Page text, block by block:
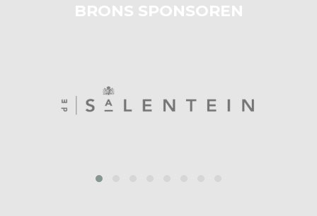
BRONS SPONSOREN